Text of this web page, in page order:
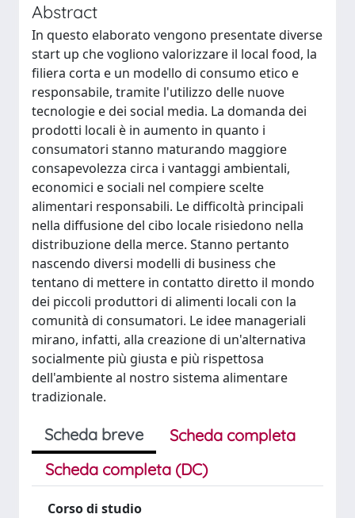
Abstract
In questo elaborato vengono presentate diverse
start up che vogliono valorizzare il local food, la
filiera corta e un modello di consumo etico e
responsabile, tramite l'utilizzo delle nuove
tecnologie e dei social media. La domanda dei
prodotti locali è in aumento in quanto i
consumatori stanno maturando maggiore
consapevolezza circa i vantaggi ambientali,
economici e sociali nel compiere scelte
alimentari responsabili. Le difficoltà principali
nella diffusione del cibo locale risiedono nella
distribuzione della merce. Stanno pertanto
nascendo diversi modelli di business che
tentano di mettere in contatto diretto il mondo
dei piccoli produttori di alimenti locali con la
comunità di consumatori. Le idee manageriali
mirano, infatti, alla creazione di un'alternativa
socialmente più giusta e più rispettosa
dell'ambiente al nostro sistema alimentare
tradizionale.
Scheda breve
Scheda completa
Scheda completa (DC)
Corso di studio